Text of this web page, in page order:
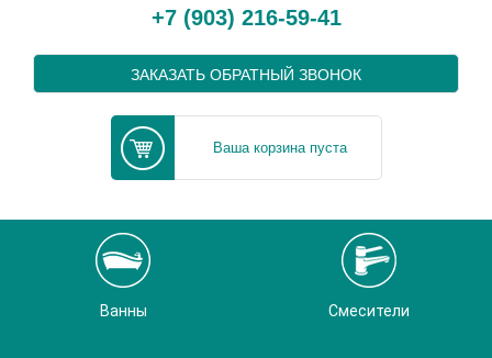
+7 (903) 216-59-41
ЗАКАЗАТЬ ОБРАТНЫЙ ЗВОНОК
Ваша корзина пуста
Ванны Смесители